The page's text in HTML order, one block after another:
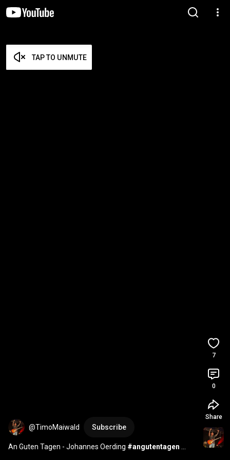
TAP TO UNMUTE
@TimoMaiwald Subscribe
An Guten Tagen - Johannes Oerding #angutentagen
7
0
Share